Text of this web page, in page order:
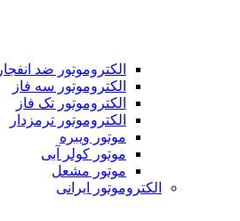
الکتروموتور ضد انفجار
الکتروموتور سه فاز
الکتروموتور تک فاز
الکتروموتور ترمزدار
موتور ویبره
موتور کولر آبی
موتور مشعل
الکتروموتور ایرانی